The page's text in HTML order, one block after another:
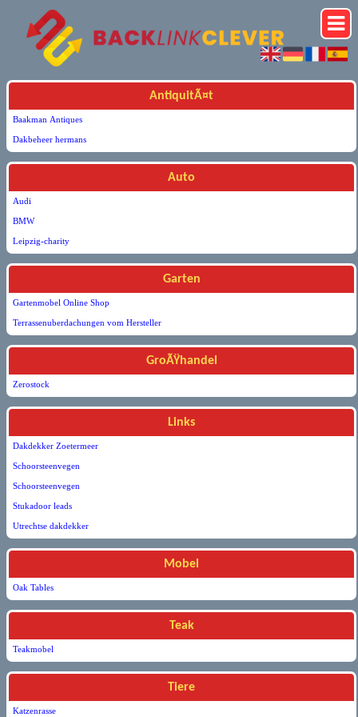
AntiquitÃ¤t
Baakman Antiques
Dakbeheer hermans
Auto
Audi
BMW
Leipzig-charity
Garten
Gartenmobel Online Shop
Terrassenuberdachungen vom Hersteller
GroÃŸhandel
Zerostock
Links
Dakdekker Zoetermeer
Schoorsteenvegen
Schoorsteenvegen
Stukadoor leads
Utrechtse dakdekker
Mobel
Oak Tables
Teak
Teakmobel
Tiere
Katzenrasse